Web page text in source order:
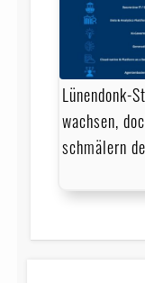
Lünendonk-
wachsen,
schmälern